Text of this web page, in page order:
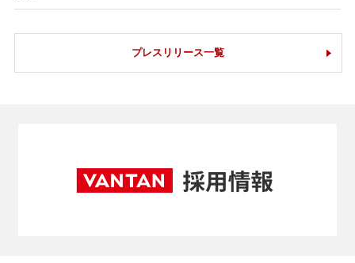
プレスリリース一覧